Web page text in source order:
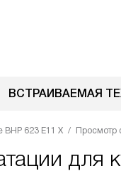
ВСТРАИВАЕМАЯ
623 E11 X Просмотр
для